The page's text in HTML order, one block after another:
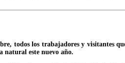
todos los trabajadores y visitantes
natural este nuevo año.